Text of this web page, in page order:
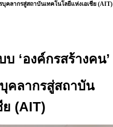
คลากรสู่สถาบันเทคโนโลยีแห่งเอเชีย (AIT)
‘องค์กรสร้างคน’
คลากรสู่สถาบัน
ย (AIT)